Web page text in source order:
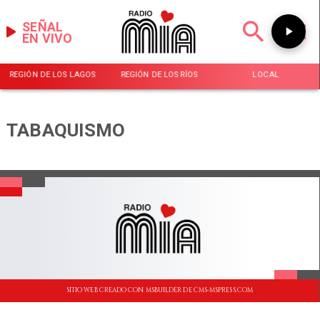
EN VIVO
SEÑAL
REGIÓN DE LOS LAGOS REGIÓN DE LOS RÍOS LOCAL
TABAQUISMO
SITIO WEB CREADO CON MSBUILDER DE CMS-MSPRESS.COM